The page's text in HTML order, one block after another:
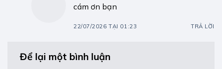
cám ơn bạn
22/07/2026 TẠI 01:23 TRẢ LỜI
Để lại một bình luận